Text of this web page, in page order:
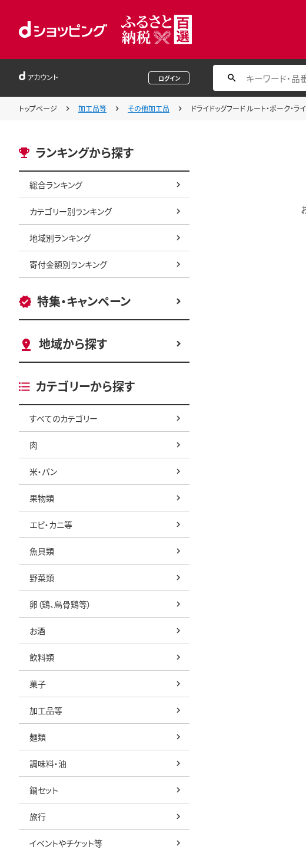
アカウント ログイン
トップページ 加工品等 その他加工品 ドライドッグフード ルート・ポーク・
ランキングから探す
総合ランキング
カテゴリー別ランキング
地域別ランキング
寄付金額別ランキング
特集・キャンペーン
地域から探す
カテゴリーから探す
すべてのカテゴリー
肉
米・パン
果物類
エビ・カニ等
魚貝類
野菜類
卵（鶏、烏骨鶏等）
お酒
飲料類
菓子
加工品等
麺類
調味料・油
鍋セット
旅行
イベントやチケット等